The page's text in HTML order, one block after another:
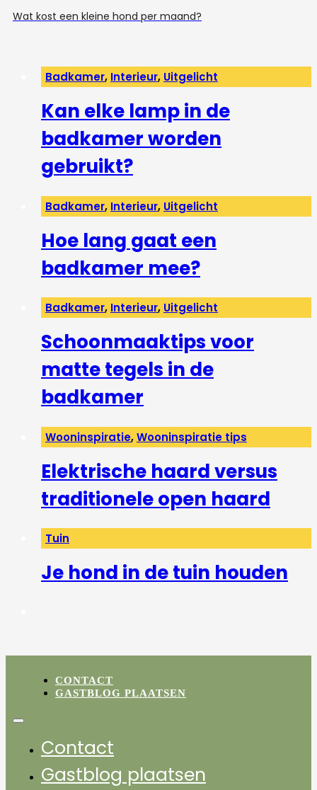
Wat kost een kleine hond per maand?
Badkamer, Interieur, Uitgelicht
Kan elke lamp in de
badkamer worden
gebruikt?
Badkamer, Interieur, Uitgelicht
Hoe lang gaat een
badkamer mee?
Badkamer, Interieur, Uitgelicht
Schoonmaaktips voor
matte tegels in de
badkamer
Wooninspiratie,Wooninspiratie tips
Elektrische haard versus
traditionele open haard
Tuin
Je hond in de tuin houden
CONTACT
GASTBLOG PLAATSEN
Contact
Gastblog plaatsen